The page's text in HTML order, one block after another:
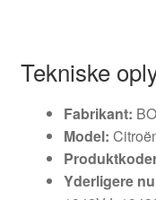
Tekniske
Fabrikant:
Model:
Yderligere